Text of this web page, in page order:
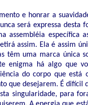
e honrar a
será expressa
assembléia específica
assim. Ela é assim
têm uma marca única
enigma há algo que
do corpo que
que desejarem. É difícil
singularidade, para